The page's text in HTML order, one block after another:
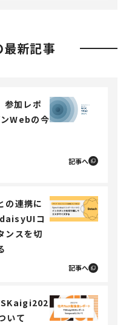
最新記事
参加レポ
Webの今
記事へ
の連携に
コ
ンスを切
記事へ
いて